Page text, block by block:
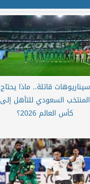
سيناريوهات قاتلة.. ماذا يحتاج
المنتخب السعودي للتأهل إلى
كأس العالم 2026؟